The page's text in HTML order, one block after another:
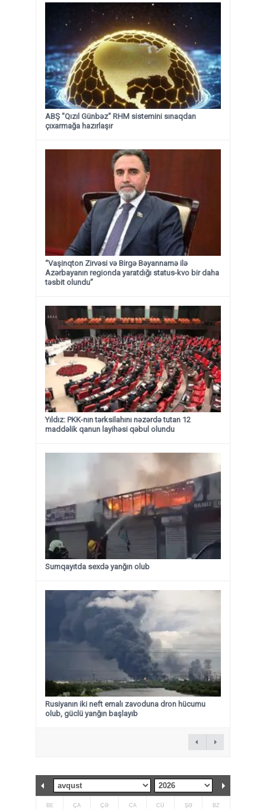
ABŞ "Qızıl Günbəz" RHM sistemini sınaqdan
çıxarmağa hazırlaşır
“Vaşinqton Zirvəsi və Birgə Bəyannamə ilə
Azərbayanın regionda yaratdığı status-kvo bir daha
təsbit olundu”
Yıldız: PKK-nın tərksilahını nəzərdə tutan 12
maddəlik qanun layihəsi qəbul olundu ​​​​​​​
Sumqayıtda sexdə yanğın olub
Rusiyanın iki neft emalı zavoduna dron hücumu
olub, güclü yanğın başlayıb
BE ÇA ÇƏ CA CÜ ŞƏ BZ